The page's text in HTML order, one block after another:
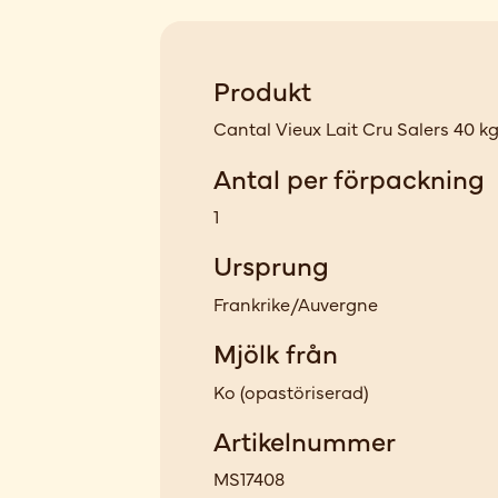
Produkt
Cantal Vieux Lait Cru Salers 40 kg
Antal per förpackning
1
Ursprung
Frankrike/Auvergne
Mjölk från
Ko (opastöriserad)
Artikelnummer
MS17408